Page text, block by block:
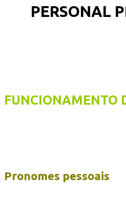
PERSONAL
FUNCIONAMENTO
Pronomes pessoais